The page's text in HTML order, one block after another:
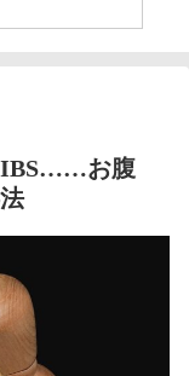
IBS……お腹